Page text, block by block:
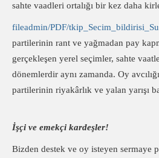
sahte vaadleri ortalığı bir kez daha
fileadmin/PDF/
partilerinin rant ve yağmadan pay
gerçekleşen yerel seçimler, sahte
dönemlerdir aynı zamanda. Oy
partilerinin riyakârlık ve yalan yarışı
İşçi ve emekçi kardeşler!
Bizden destek ve oy isteyen sermaye